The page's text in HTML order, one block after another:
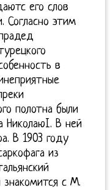
его слов
Согласно этим
в
полотна были
НиколаюI. В ней
В 1903 году
из
знакомится с М.